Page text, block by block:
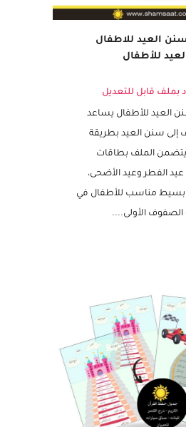
العيد للاطفال
للأطفال
بملف قابل للتعديل
العيد للأطفال يساعد
إلى سنن العيد بطريقة
يتضمن الملف بطاقات
الفطر وعيد الأضحى،
مناسب للأطفال في